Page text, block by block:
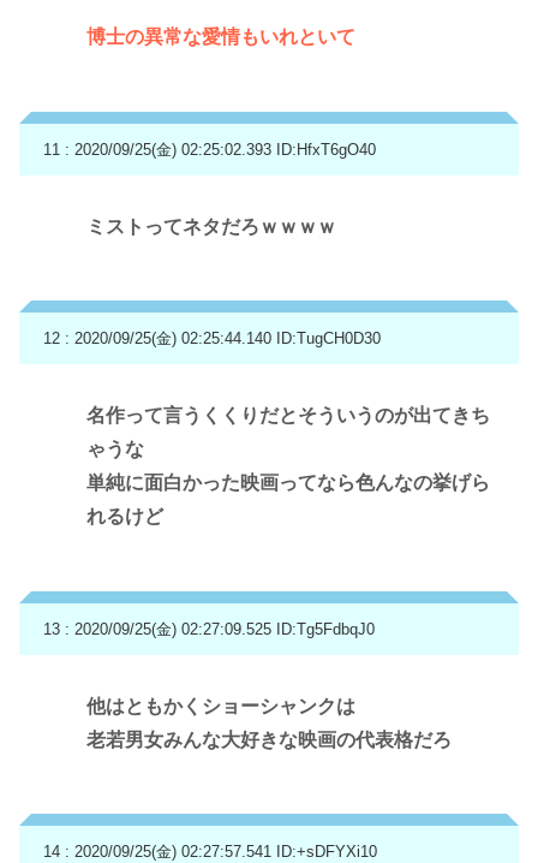
博士の異常な愛情もいれといて
11 : 2020/09/25(金) 02:25:02.393 ID:HfxT6gO40
ミストってネタだろｗｗｗｗ
12 : 2020/09/25(金) 02:25:44.140 ID:TugCH0D30
名作って言うくくりだとそういうのが出てきち
ゃうな
単純に面白かった映画ってなら色んなの挙げら
れるけど
13 : 2020/09/25(金) 02:27:09.525 ID:Tg5FdbqJ0
他はともかくショーシャンクは
老若男女みんな大好きな映画の代表格だろ
14 : 2020/09/25(金) 02:27:57.541 ID:+sDFYXi10